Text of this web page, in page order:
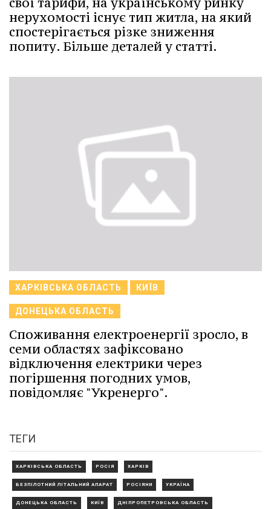
нерухомості існує тип житла, на який
спостерігається різке зниження
попиту. Більше деталей у статті.
ХАРКІВСЬКА ОБЛАСТЬ КИЇВ
ДОНЕЦЬКА ОБЛАСТЬ
Споживання електроенергії зросло, в
семи областях зафіксовано
відключення електрики через
погіршення погодних умов,
повідомляє "Укренерго".
ТЕГИ
ХАРКІВСЬКА ОБЛАСТЬ РОСІЯ ХАРКІВ
БЕЗПІЛОТНИЙ ЛІТАЛЬНИЙ АПАРАТ РОСІЯНИ УКРАЇНА
ДОНЕЦЬКА ОБЛАСТЬ КИЇВ ДНІПРОПЕТРОВСЬКА ОБЛАСТЬ